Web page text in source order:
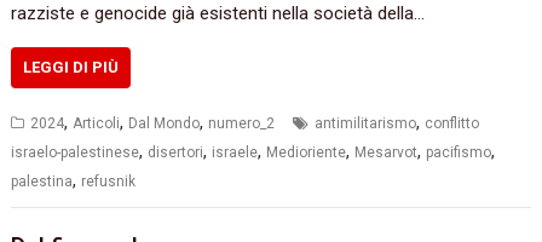
razziste e genocide già esistenti nella società della…
LEGGI DI PIÙ
2024, Articoli, Dal Mondo, numero_2 antimilitarismo, conflitto
israelo-palestinese, disertori, israele, Medioriente, Mesarvot, pacifismo,
palestina, refusnik